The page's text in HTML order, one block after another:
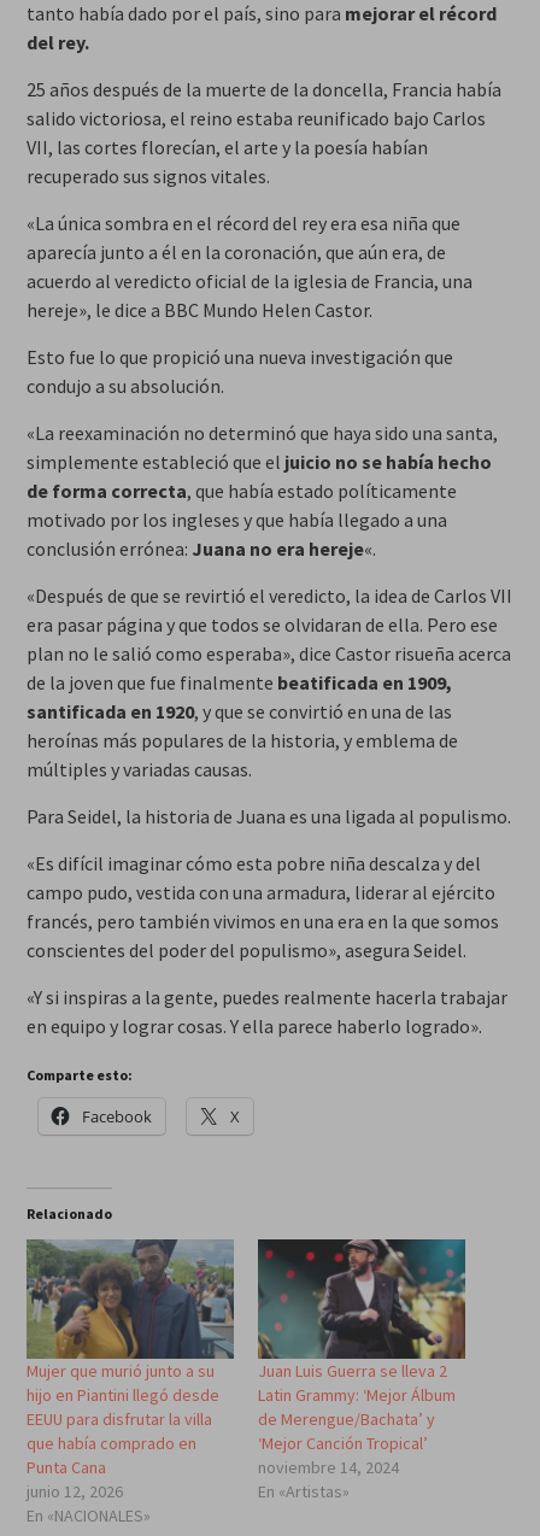
tanto había dado por el país, sino para mejorar el récord
del rey.
25 años después de la muerte de la doncella, Francia había
salido victoriosa, el reino estaba reunificado bajo Carlos
VII, las cortes florecían, el arte y la poesía habían
recuperado sus signos vitales.
«La única sombra en el récord del rey era esa niña que
aparecía junto a él en la coronación, que aún era, de
acuerdo al veredicto oficial de la iglesia de Francia, una
hereje», le dice a BBC Mundo Helen Castor.
Esto fue lo que propició una nueva investigación que
condujo a su absolución.
«La reexaminación no determinó que haya sido una santa,
simplemente estableció que el juicio no se había hecho
de forma correcta, que había estado políticamente
motivado por los ingleses y que había llegado a una
conclusión errónea: Juana no era hereje«.
«Después de que se revirtió el veredicto, la idea de Carlos VII
era pasar página y que todos se olvidaran de ella. Pero ese
plan no le salió como esperaba», dice Castor risueña acerca
de la joven que fue finalmente beatificada en 1909,
santificada en 1920, y que se convirtió en una de las
heroínas más populares de la historia, y emblema de
múltiples y variadas causas.
Para Seidel, la historia de Juana es una ligada al populismo.
«Es difícil imaginar cómo esta pobre niña descalza y del
campo pudo, vestida con una armadura, liderar al ejército
francés, pero también vivimos en una era en la que somos
conscientes del poder del populismo», asegura Seidel.
«Y si inspiras a la gente, puedes realmente hacerla trabajar
en equipo y lograr cosas. Y ella parece haberlo logrado».
Comparte esto:
Facebook X
Relacionado
Mujer que murió junto a su
hijo en Piantini llegó desde
EEUU para disfrutar la villa
que había comprado en
Punta Cana
junio 12, 2026
En «NACIONALES»
Juan Luis Guerra se lleva 2
Latin Grammy: ‘Mejor Álbum
de Merengue/Bachata’ y
‘Mejor Canción Tropical’
noviembre 14, 2024
En «Artistas»